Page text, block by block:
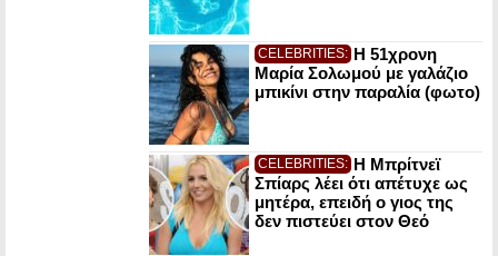
CELEBRITIES: Η 51χρονη
Μαρία Σολωμού με γαλάζιο
μπικίνι στην παραλία (φωτο)
CELEBRITIES: Η Μπρίτνεϊ
Σπίαρς λέει ότι απέτυχε ως
μητέρα, επειδή ο γιος της
δεν πιστεύει στον Θεό